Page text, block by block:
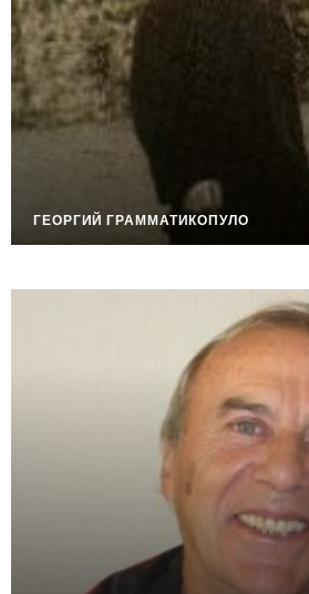
ГЕОРГИЙ ГРАММАТИКОПУЛО